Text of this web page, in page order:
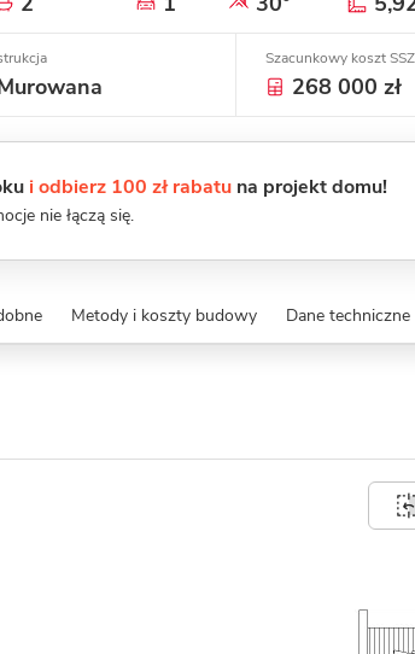
Szacunkowy koszt
268 000 zł
i odbierz 100 zł rabatu na projekt domu!
nie łączą się.
Metody i koszty budowy Dane techniczne